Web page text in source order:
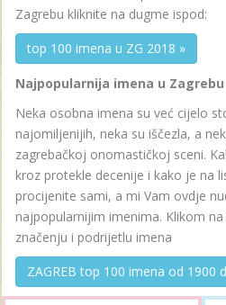
Zagrebu kliknite na dugme ispod:
top 100 imena u ZG 2018 »
Najpopularnija imena u Zagrebu
Neka osobna imena su već cijelo
najomiljenijih, neka su iščezla, a
zagrebačkoj onomastičkoj sceni.
kroz protekle decenije i kako je na
procijenite sami, a mi Vam ovdje
najpopularnijim imenima. Klikom
značenju i podrijetlu imena
ZAGREB top 100 imena od 1900